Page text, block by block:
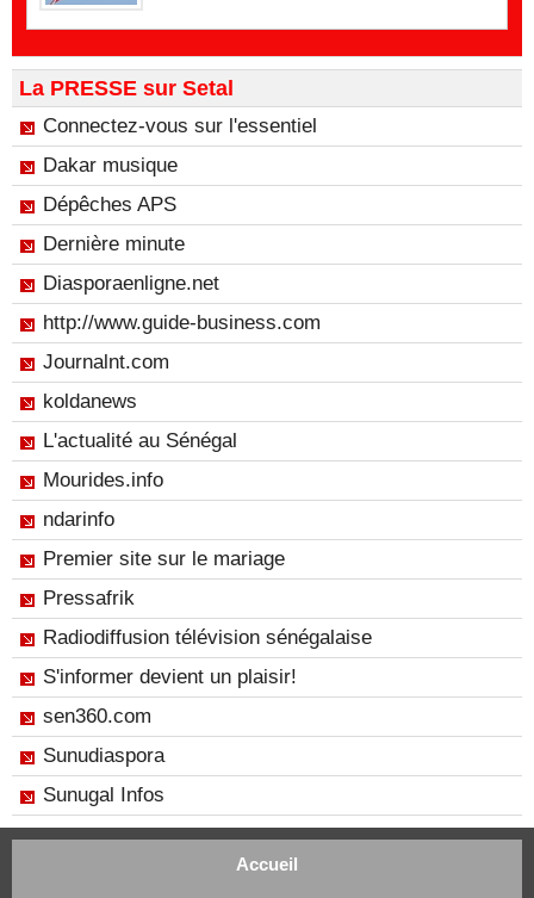
La PRESSE sur Setal
Connectez-vous sur l'essentiel
Dakar musique
Dépêches APS
Dernière minute
Diasporaenligne.net
http://www.guide-business.com
Journalnt.com
koldanews
L'actualité au Sénégal
Mourides.info
ndarinfo
Premier site sur le mariage
Pressafrik
Radiodiffusion télévision sénégalaise
S'informer devient un plaisir!
sen360.com
Sunudiaspora
Sunugal Infos
Accueil